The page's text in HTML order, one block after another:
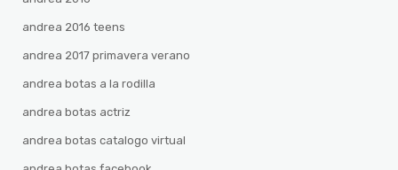
andrea 2016 teens
andrea 2017 primavera verano
andrea botas a la rodilla
andrea botas actriz
andrea botas catalogo virtual